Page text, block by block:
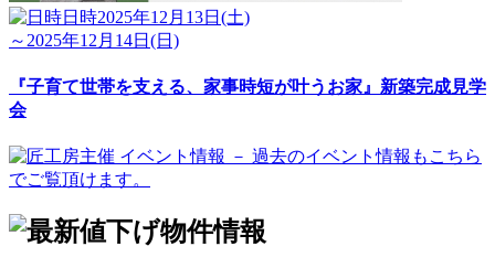
日時2025年12月13日(土)
～2025年12月14日(日)
『子育て世帯を支える、家事時短が叶うお家』新築完成見学
会